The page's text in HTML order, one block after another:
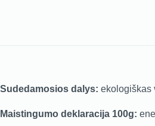
Sudedamosios dalys: ekologiškas
Maistingumo deklaracija 100g: